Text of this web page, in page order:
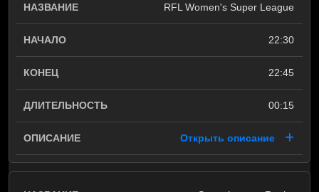
RFL Women's Super League
22:30
22:45
00:15
Открыть описание